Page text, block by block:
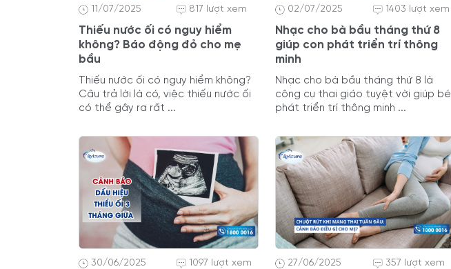
11/07/2025 817 lượt xem
Thiếu nước ối có nguy hiểm
không? Báo động đỏ cho mẹ
bầu
Thiếu nước ối có nguy hiểm không?
Câu trả lời là có, việc thiếu nước ối
có thể gây ra rất ...
02/07/2025 1403 lượt xem
Nhạc cho bà bầu tháng thứ 8
giúp con phát triển trí thông
minh
Nhạc cho bà bầu tháng thứ 8 là
công cụ thai giáo tuyệt vời giúp bé
phát triển trí thông minh ...
30/06/2025 1097 lượt xem 27/06/2025 357 lượt xem